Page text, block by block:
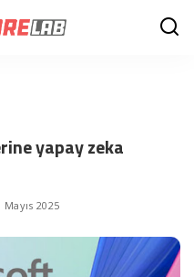
yapay zeka
Mayıs 2025